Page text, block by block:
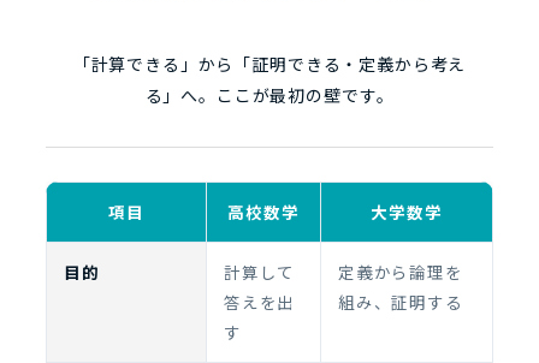
「計算できる」から「証明できる・定義から考え
る」へ。ここが最初の壁です。
項目 高校数学 大学数学
目的
計算して
答えを出
す
定義から論理を
組み、証明する